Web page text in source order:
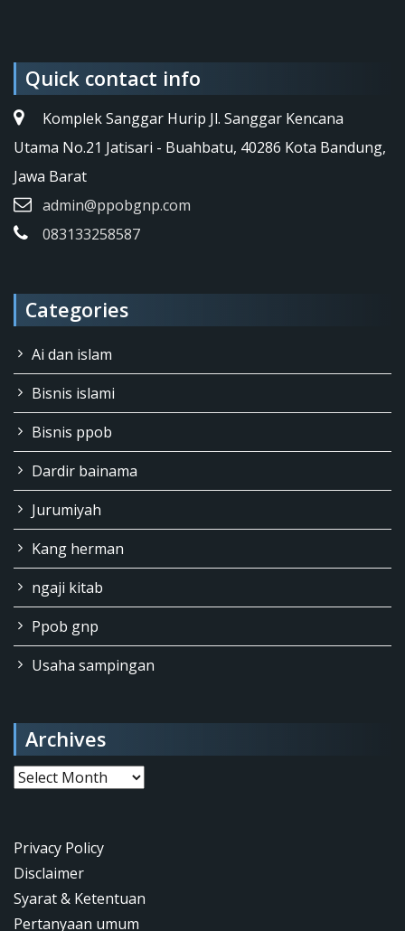
Quick contact info
Komplek Sanggar Hurip Jl. Sanggar Kencana
Utama No.21 Jatisari - Buahbatu, 40286 Kota Bandung,
Jawa Barat
admin@ppobgnp.com
083133258587
Categories
Ai dan islam
Bisnis islami
Bisnis ppob
Dardir bainama
Jurumiyah
Kang herman
ngaji kitab
Ppob gnp
Usaha sampingan
Archives
Archives
Privacy Policy
Disclaimer
Syarat & Ketentuan
Pertanyaan umum